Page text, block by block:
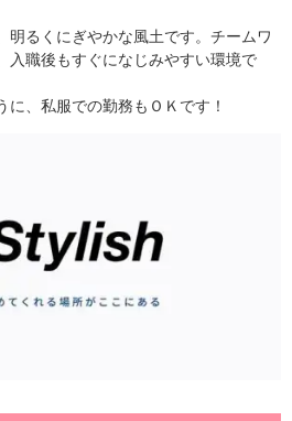
るくにぎやかな風土です。チームワ
入職後もすぐになじみやすい環境で
、私服での勤務もＯＫです！